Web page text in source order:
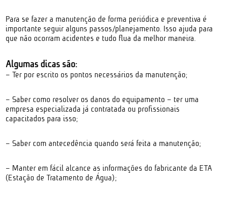
Para se fazer a manutenção de forma periódica e preventiva é
importante seguir alguns passos/planejamento. Isso ajuda para
que não ocorram acidentes e tudo flua da melhor maneira.
Algumas dicas são:
– Ter por escrito os pontos necessários da manutenção;
– Saber como resolver os danos do equipamento – ter uma
empresa especializada já contratada ou profissionais
capacitados para isso;
– Saber com antecedência quando será feita a manutenção;
– Manter em fácil alcance as informações do fabricante da ETA
(Estação de Tratamento de Água);